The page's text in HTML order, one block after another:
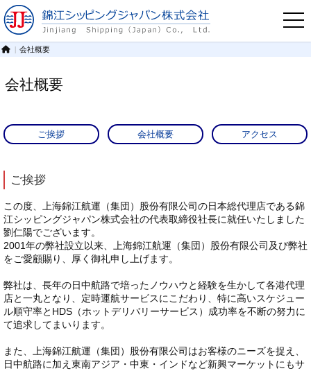
会社概要
会社概要
ご挨拶 会社概要 アクセス
ご挨拶
この度、上海錦江航運（集団）股份有限公司の日本総代理店である錦
江シッピングジャパン株式会社の代表取締役社長に就任いたしました
劉仁陽でございます。
2001年の弊社設立以来、上海錦江航運（集団）股份有限公司及び弊社
をご愛顧賜り、厚く御礼申し上げます。
弊社は、長年の日中航路で培ったノウハウと経験を生かして各港代理
店と一丸となり、定時運航サービスにこだわり、特に高いスケジュー
ル順守率とHDS（ホットデリバリーサービス）成功率を不断の努力に
て追求してまいります。
また、上海錦江航運（集団）股份有限公司はお客様のニーズを捉え、
日中航路に加え東南アジア・中東・インドなど新興マーケットにもサ